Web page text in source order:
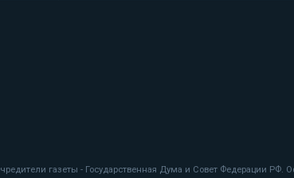
газеты - Государственная Дума и Совет Федерации РФ.